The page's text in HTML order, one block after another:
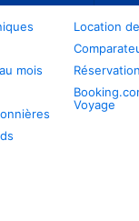
mois
Location
Voyage